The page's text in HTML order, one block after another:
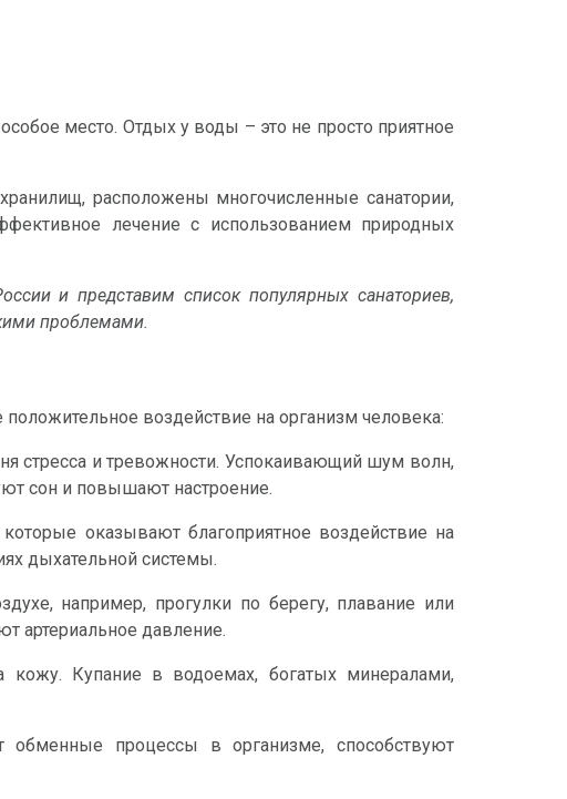
место. Отдых у воды – это не просто приятное
расположены многочисленные санатории,
лечение с использованием природных
и представим список популярных санаториев,
проблемами.
воздействие на организм человека:
стресса и тревожности. Успокаивающий шум волн,
сон и повышают настроение.
оказывают благоприятное воздействие на
дыхательной системы.
например, прогулки по берегу, плавание или
артериальное давление.
Купание в водоемах, богатых минералами,
обменные процессы в организме, способствуют